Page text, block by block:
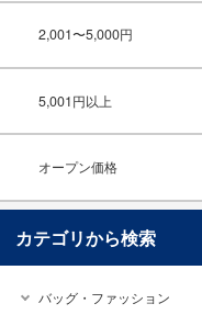
2,001〜5,000円
5,001円以上
オープン価格
カテゴリから検索
バッグ・ファッション